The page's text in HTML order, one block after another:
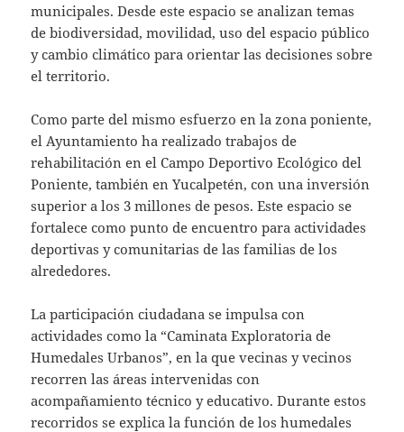
municipales. Desde este espacio se analizan temas
de biodiversidad, movilidad, uso del espacio público
y cambio climático para orientar las decisiones sobre
el territorio.
Como parte del mismo esfuerzo en la zona poniente,
el Ayuntamiento ha realizado trabajos de
rehabilitación en el Campo Deportivo Ecológico del
Poniente, también en Yucalpetén, con una inversión
superior a los 3 millones de pesos. Este espacio se
fortalece como punto de encuentro para actividades
deportivas y comunitarias de las familias de los
alrededores.
La participación ciudadana se impulsa con
actividades como la “Caminata Exploratoria de
Humedales Urbanos”, en la que vecinas y vecinos
recorren las áreas intervenidas con
acompañamiento técnico y educativo. Durante estos
recorridos se explica la función de los humedales